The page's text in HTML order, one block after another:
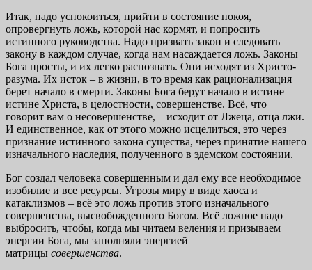
Итак, надо успокоиться, прийти в состояние покоя,
опровергнуть ложь, которой нас кормят, и попросить
истинного руководства. Надо призвать закон и следовать
закону в каждом случае, когда нам насаждается ложь. Законы
Бога просты, и их легко распознать. Они исходят из Христо-
разума. Их исток – в жизни, в то время как рационализация
берет начало в смерти. Законы Бога берут начало в истине –
истине Христа, в целостности, совершенстве. Всё, что
говорит вам о несовершенстве, – исходит от Лжеца, отца лжи.
И единственное, как от этого можно исцелиться, это через
признание истинного закона существа, через принятие нашего
изначального наследия, полученного в эдемском состоянии.
Бог создал человека совершенным и дал ему все необходимое
изобилие и все ресурсы. Угрозы миру в виде хаоса и
катаклизмов – всё это ложь против этого изначального
совершенства, высвобожденного Богом. Всё ложное надо
выбросить, чтобы, когда мы читаем веления и призываем
энергии Бога, мы заполняли энергией
матрицы совершенства.